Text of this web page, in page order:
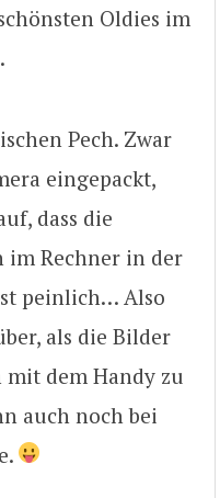
Oldies im
Pech. Zwar
eingepackt,
dass die
im Rechner in der
peinlich… Also
als die Bilder
mit dem Handy zu
auch noch bei